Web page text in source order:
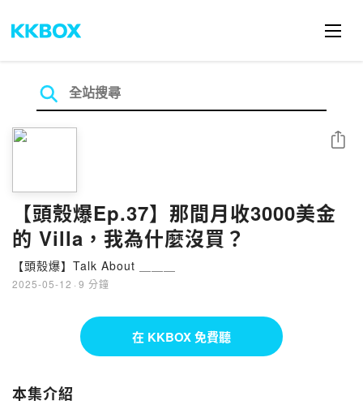
【頭殼爆Ep.37】那間月收3000美金
的 Villa，我為什麼沒買？
【頭殼爆】Talk About ＿＿＿
2025-05-12 · 9 分鐘
分享
在 KKBOX 免費聽
本集介紹